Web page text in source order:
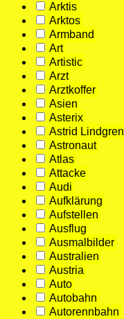
Arktis
Arktos
Armband
Art
Artistic
Arzt
Arztkoffer
Asien
Asterix
Astrid Lindgren
Astronaut
Atlas
Attacke
Audi
Aufklärung
Aufstellen
Ausflug
Ausmalbilder
Australien
Austria
Auto
Autobahn
Autorennbahn